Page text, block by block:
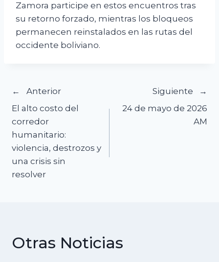
Zamora participe en estos encuentros tras
su retorno forzado, mientras los bloqueos
permanecen reinstalados en las rutas del
occidente boliviano.
Navegación
de
entradas
Anterior
El alto costo del
corredor
humanitario:
violencia, destrozos y
una crisis sin
resolver
Siguiente
24 de mayo de 2026
AM
Otras Noticias